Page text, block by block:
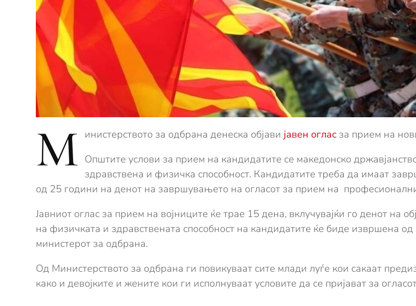
М инистерството за одбрана денеска објави јавен оглас за прием на
Општите услови за прием на кандидатите се македонско
здравствена и физичка способност. Кандидатите треба да имаат
од 25 години на денот на завршувањето на огласот за прием на
Јавниот оглас за прием на војниците ќе трае 15 дена, вклучувајќи го денот на
на физичката и здравствената способност на кандидатите ќе биде извршена
министерот за одбрана.
Од Министерството за одбрана ги повикуваат сите млади луѓе кои сакаат
како и девојките и жените кои ги исполнуваат условите да се пријават за